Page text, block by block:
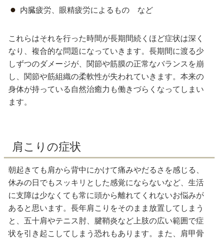
内臓疲労、眼精疲労によるもの など
これらはそれを行った時間が長期間続くほど症状は深く
なり、複合的な問題になっていきます。長期間に渡る少
しずつのダメージが、関節や筋膜の正常なバランスを崩
し、関節や筋組織の柔軟性が失われていきます。本来の
身体が持っている自然治癒力も働きづらくなってしまい
ます。
肩こりの症状
朝起きても肩から背中にかけて痛みやだるさを感じる、
休みの日でもスッキリとした感覚にならないなど、生活
に支障は少なくても常に頭から離れてくれないお悩みが
あると思います。長年肩こりをそのまま放置してしまう
と、五十肩やテニス肘、腱鞘炎など上肢の広い範囲で症
状を引き起こしてしまう恐れもあります。また、肩甲骨